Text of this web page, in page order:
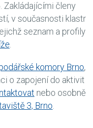
Zakládajícími členy
v současnosti klastr
seznam a profily
komory Brno,
o zapojení do aktivit
nebo osobně
3, Brno